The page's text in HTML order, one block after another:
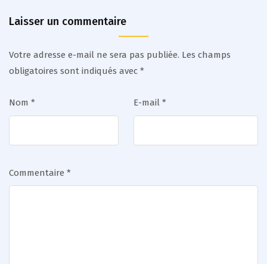
Laisser un commentaire
Votre adresse e-mail ne sera pas publiée. Les champs
obligatoires sont indiqués avec *
Nom * E-mail *
Commentaire *